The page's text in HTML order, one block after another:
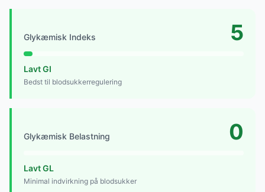
Glykæmisk Indeks 5
Lavt GI
Bedst til blodsukkerregulering
Glykæmisk Belastning 0
Lavt GL
Minimal indvirkning på blodsukker